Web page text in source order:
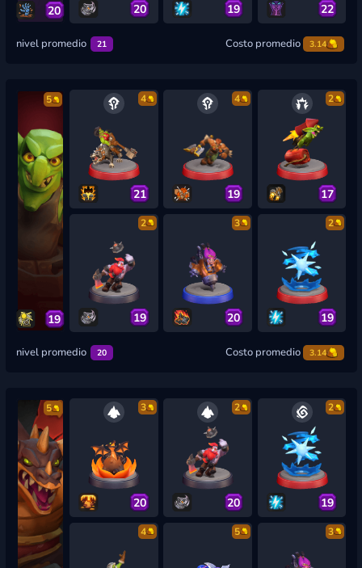
20 20 19 22
nivel promedio 21 Costo promedio 3.14
5
19
4
21
4
19
2
17
2
19
3
20
2
19
nivel promedio 20 Costo promedio 3.14
5 3
20
2
20
2
19
4 5 3